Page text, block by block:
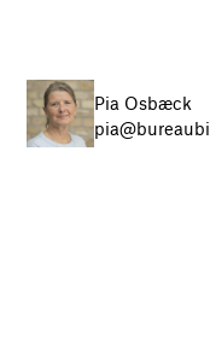
Pia Osbæck